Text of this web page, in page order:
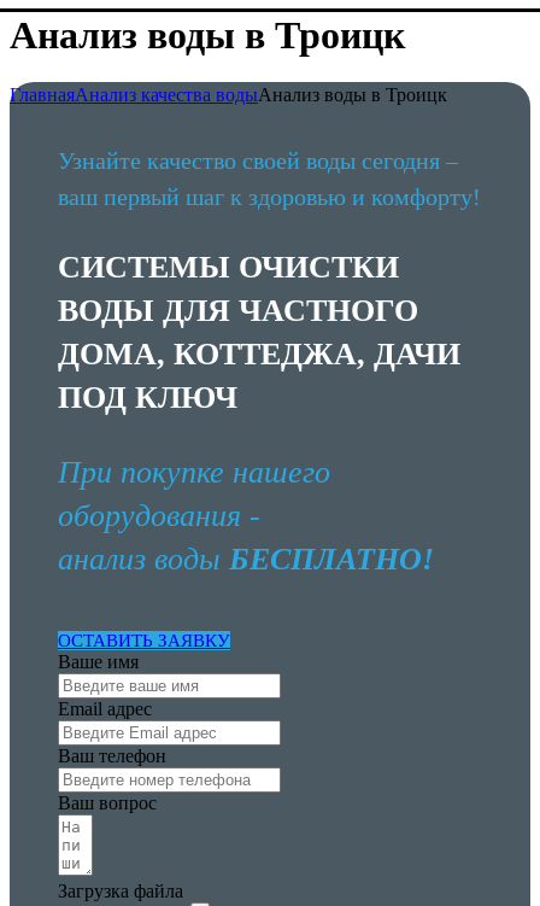
Анализ воды в Троицк
ГлавнаяАнализ качества водыАнализ воды в Троицк
Узнайте качество своей воды сегодня –
ваш первый шаг к здоровью и комфорту!
СИСТЕМЫ ОЧИСТКИ
ВОДЫ ДЛЯ ЧАСТНОГО
ДОМА, КОТТЕДЖА, ДАЧИ
ПОД КЛЮЧ
При покупке нашего
оборудования -
анализ воды БЕСПЛАТНО!
ОСТАВИТЬ ЗАЯВКУ
Ваше имя
Email адрес
Ваш телефон
Ваш вопрос
Загрузка файла